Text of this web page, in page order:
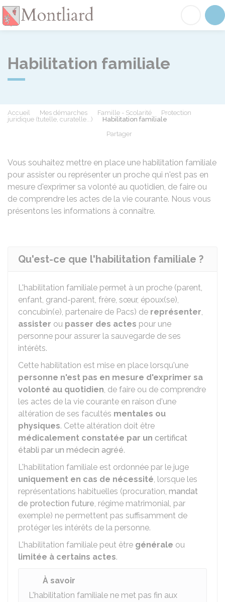
Habilitation familiale
Accueil Mes démarches Famille - Scolarité
Protection
juridique (tutelle, curatelle...)
Habilitation familiale
Partager
Vous souhaitez mettre en place une habilitation familiale
pour assister ou représenter un proche qui n'est pas en
mesure d'exprimer sa volonté au quotidien, de faire ou
de comprendre les actes de la vie courante. Nous vous
présentons les informations à connaître.
Qu'est-ce que l'habilitation familiale ?
L'habilitation familiale permet à un proche (parent,
enfant, grand-parent, frère, sœur, époux(se),
concubin(e), partenaire de Pacs) de représenter,
assister ou passer des actes pour une
personne pour assurer la sauvegarde de ses
intérêts.
Cette habilitation est mise en place lorsqu'une
personne n'est pas en mesure d'exprimer sa
volonté au quotidien, de faire ou de comprendre
les actes de la vie courante en raison d'une
altération de ses facultés mentales ou
physiques. Cette altération doit être
médicalement constatée par un certificat
établi par un médecin agréé.
L'habilitation familiale est ordonnée par le juge
uniquement en cas de nécessité, lorsque les
représentations habituelles (procuration, mandat
de protection future, régime matrimonial, par
exemple) ne permettent pas suffisamment de
protéger les intérêts de la personne.
L'habilitation familiale peut être générale ou
limitée à certains actes.
À savoir
L'habilitation familiale ne met pas fin aux